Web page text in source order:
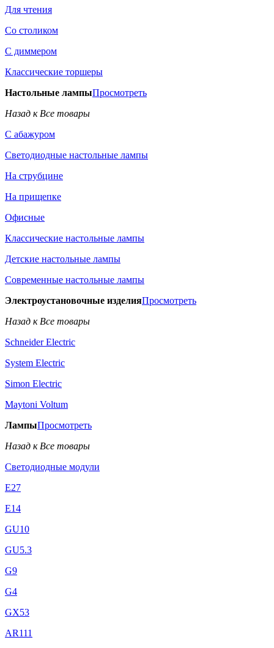
Для чтения
Со столиком
С диммером
Классические торшеры
Настольные лампыПросмотреть
Назад к Все товары
С абажуром
Светодиодные настольные лампы
На струбцине
На прищепке
Офисные
Классические настольные лампы
Детские настольные лампы
Современные настольные лампы
Электроустановочные изделияПросмотреть
Назад к Все товары
Schneider Electric
System Electric
Simon Electric
Maytoni Voltum
ЛампыПросмотреть
Назад к Все товары
Светодиодные модули
E27
E14
GU10
GU5.3
G9
G4
GX53
AR111